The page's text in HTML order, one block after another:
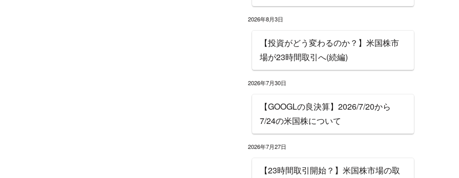
2026年8月3日
【投資がどう変わるのか？】米国株市
場が23時間取引へ(続編)
2026年7月30日
【GOOGLの良決算】2026/7/20から
7/24の米国株について
2026年7月27日
【23時間取引開始？】米国株市場の取